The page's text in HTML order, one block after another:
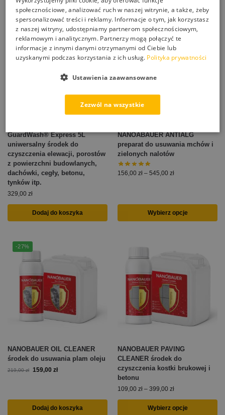
GuardWash® Express 5L
uniwersalny środek do
czyszczenia elewacji, porostów
z powierzchni budowlanych,
dachówki, cegły, betonu,
tynków itp.
329,00 zł
Dodaj do koszyka
NANOABAUER ANTIALG
preparat do usuwania mchów i
zielonych nalotów
156,00 zł – 545,00 zł
Wybierz opcje
-27%
NANOBAUER OIL CLEANER
środek do usuwania plam oleju
219,00zł 159,00 zł
Dodaj do koszyka
NANOBAUER PAVING
CLEANER środek do
czyszczenia kostki brukowej i
betonu
109,00 zł – 399,00 zł
Wybierz opcje
społecznościowe, analizować ruch w naszej witrynie, a także, żeby
spersonalizować treści i reklamy. Informacje o tym, jak korzystasz
z naszej witryny, udostępniamy partnerom społecznościowym,
reklamowym i analitycznym. Partnerzy mogą połączyć te
informacje z innymi danymi otrzymanymi od Ciebie lub
uzyskanymi podczas korzystania z ich usług. Polityka prywatności
Zezwól na wszystkie
Ustawienia zaawansowane